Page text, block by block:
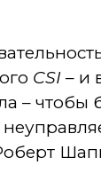
CSI – и
– чтобы